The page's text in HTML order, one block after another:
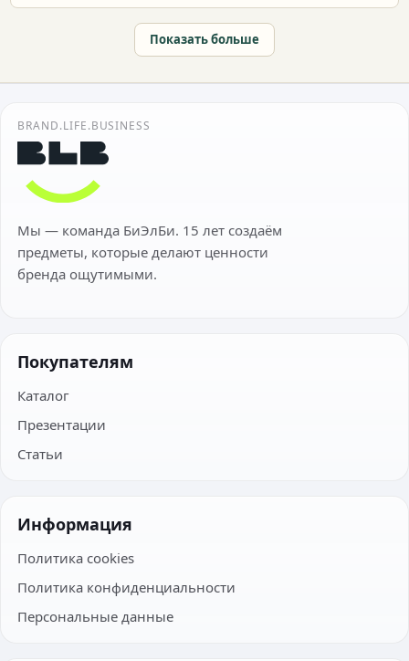
Показать больше
BRAND.LIFE.BUSINESS
Мы — команда БиЭлБи. 15 лет создаём
предметы, которые делают ценности
бренда ощутимыми.
Покупателям
Каталог
Презентации
Статьи
Информация
Политика cookies
Политика конфиденциальности
Персональные данные